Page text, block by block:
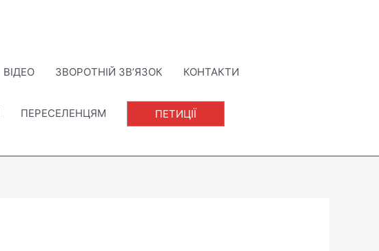
ВІДЕО ЗВОРОТНІЙ ЗВ’ЯЗОК КОНТАКТИ
ПЕРЕСЕЛЕНЦЯМ ПЕТИЦІЇ